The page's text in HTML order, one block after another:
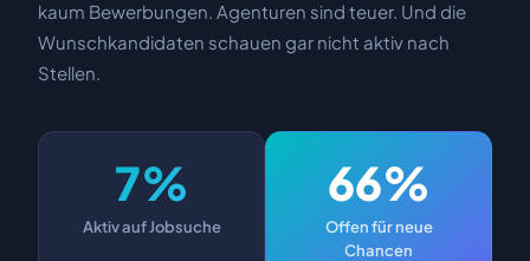
kaum Bewerbungen. Agenturen sind teuer. Und die
Wunschkandidaten schauen gar nicht aktiv nach
Stellen.
7%
Aktiv auf Jobsuche
66%
Offen für neue
Chancen